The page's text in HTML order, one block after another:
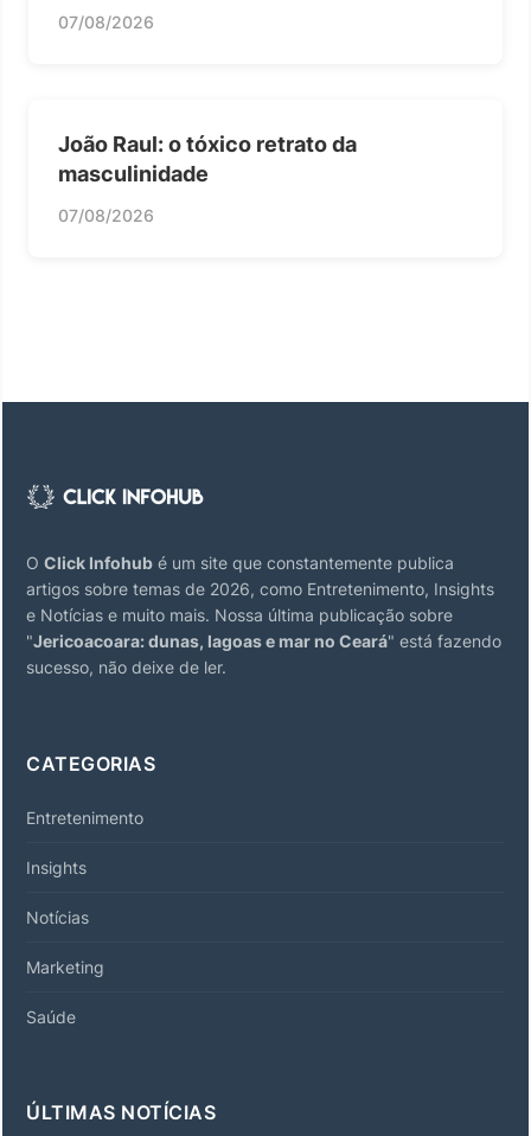
07/08/2026
João Raul: o tóxico retrato da
masculinidade
07/08/2026
O Click Infohub é um site que constantemente publica
artigos sobre temas de 2026, como Entretenimento, Insights
e Notícias e muito mais. Nossa última publicação sobre
"Jericoacoara: dunas, lagoas e mar no Ceará" está fazendo
sucesso, não deixe de ler.
CATEGORIAS
Entretenimento
Insights
Notícias
Marketing
Saúde
ÚLTIMAS NOTÍCIAS